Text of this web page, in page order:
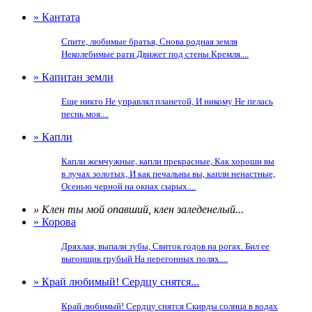
» Кантата
Спите, любимые братья, Снова родная земля
Неколебимые рати Движет под стены Кремля....
» Капитан земли
Еще никто Не управлял планетой, И никому Не пелась
песнь моя....
» Капли
Капли жемчужные, капли прекрасные, Как хороши вы
в лучах золотых, И как печальны вы, капли ненастные,
Осенью черной на окнах сырых....
» Клен ты мой опавший, клен заледенелый...
» Корова
Дряхлая, выпали зубы, Свиток годов на рогах. Бил ее
выгонщик грубый На перегонных полях....
» Край любимый! Сердцу снятся...
Край любимый! Сердцу снятся Скирды солнца в водах